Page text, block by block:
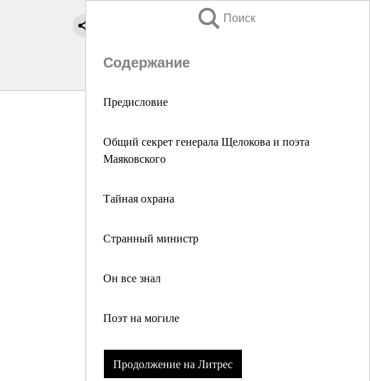
Поиск
Содержание
Предисловие
Общий секрет генерала Щелокова и поэта
Маяковского
Тайная охрана
Странный министр
Он все знал
Поэт на могиле
Продолжение на Литрес